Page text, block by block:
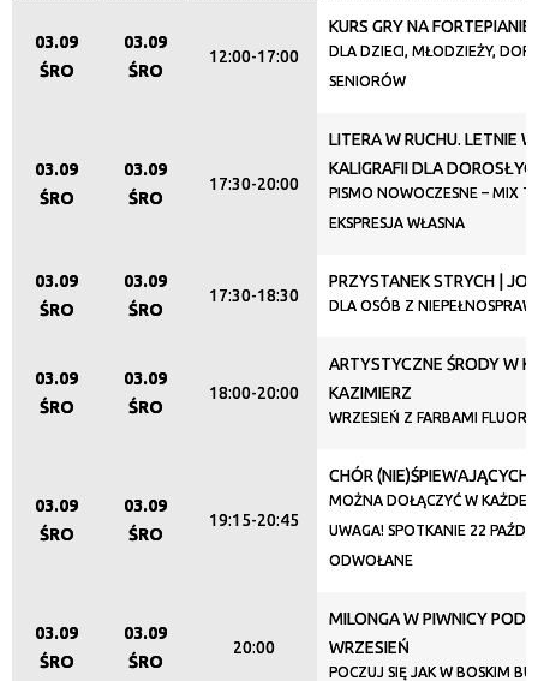
Trwające w zakresie
Promowane
03.09
ŚRO
03.09
ŚRO
12:00-17:00
KURS GRY NA FORTEPIANIE
DLA DZIECI, MŁODZIEŻY,
SENIORÓW
03.09
ŚRO
03.09
ŚRO
17:30-20:00
LITERA W RUCHU. LETNIE
KALIGRAFII DLA
PISMO NOWOCZESNE – MIX
EKSPRESJA WŁASNA
03.09
ŚRO
03.09
ŚRO
17:30-18:30
PRZYSTANEK STRYCH |
DLA OSÓB Z
03.09
ŚRO
03.09
ŚRO
18:00-20:00
ARTYSTYCZNE ŚRODY W
KAZIMIERZ
WRZESIEŃ Z FARBAMI
03.09
ŚRO
03.09
ŚRO
19:15-20:45
CHÓR (NIE)ŚPIEWAJĄCYCH
MOŻNA DOŁĄCZYĆ W KAŻDEJ
UWAGA! SPOTKANIE 22
ODWOŁANE
03.09
ŚRO
03.09
ŚRO
20:00
MILONGA W PIWNICY POD
WRZESIEŃ
POCZUJ SIĘ JAK W BOSKIM